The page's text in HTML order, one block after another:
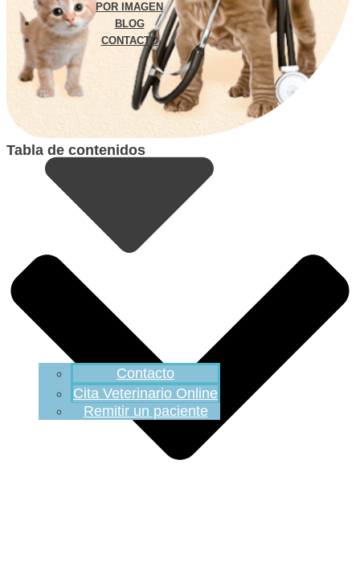
POR IMAGEN
BLOG
CONTACTO
Contacto
Cita Veterinario Online
Remitir un paciente
Tabla de contenidos